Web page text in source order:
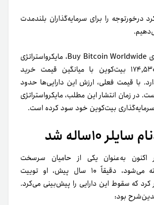
درخورتوجه را برای سرمایه‌گذاران بلندمدت
باتوجه‌به داده‌های Buy Bitcoin Worldwide، مایکرو‌استراتژی
اکنون مالکیت ۱۷۴,۵۳۰ بیت‌کوین با میانگین قیمت خرید
را دارد. با قیمت فعلی، ارزش این دارایی‌ها حدود
است. در زمان انتشار این مطلب، مایکرو‌استراتژی
۱۰ساله شد
اکنون به‌عنوان یکی از حامیان سرسخت
بیت‌کوین شناخته می‌شود، دقیقاً ۱۰ سال پیش، او توییت
کرد که سقوط این دارایی را پیش‌بینی می‌کرد.
بود: